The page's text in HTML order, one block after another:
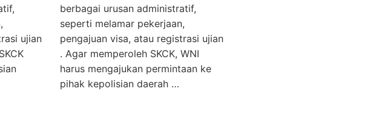
ujian
berbagai urusan administratif,
seperti melamar pekerjaan,
pengajuan visa, atau registrasi ujian
. Agar memperoleh SKCK, WNI
harus mengajukan permintaan ke
pihak kepolisian daerah …